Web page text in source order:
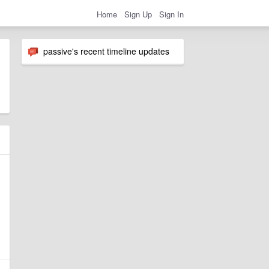
Home Sign Up Sign In
passive's recent timeline updates